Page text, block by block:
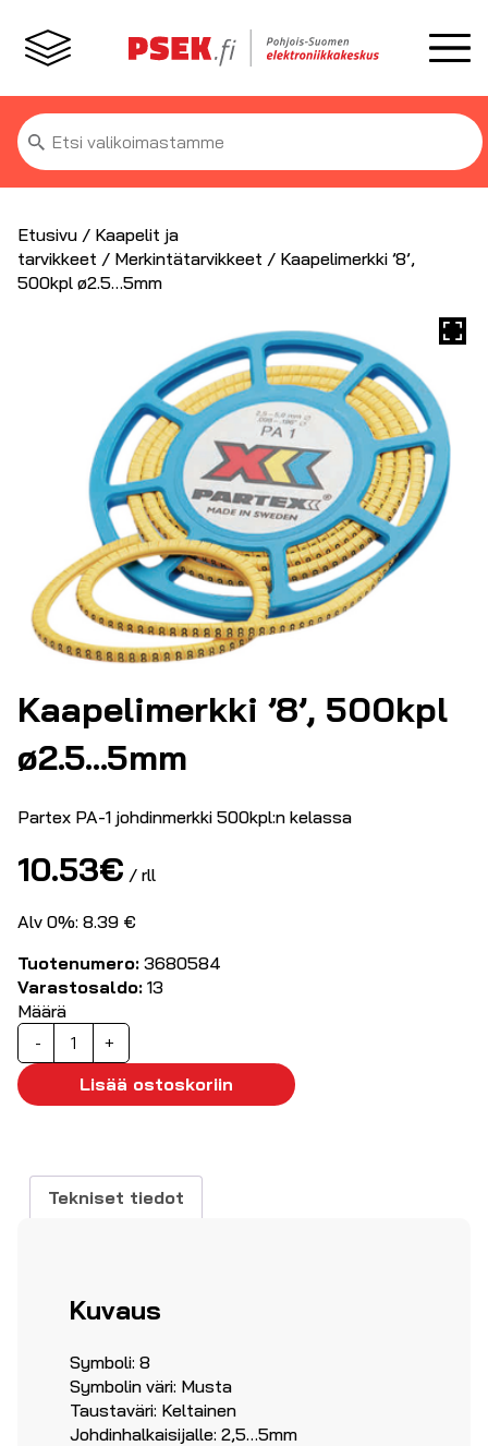
Etsi:
Etusivu / Kaapelit ja
tarvikkeet / Merkintätarvikkeet / Kaapelimerkki ’8’,
500kpl ø2.5…5mm
Kaapelimerkki ’8’, 500kpl
ø2.5…5mm
Partex PA-1 johdinmerkki 500kpl:n kelassa
10.53€ / rll
Alv 0%: 8.39 €
Tuotenumero: 3680584
Varastosaldo: 13
Määrä
-
Kaapelimerkki
'8',
500kpl
ø2.5...5mm
+
Lisää ostoskoriin
Tekniset tiedot
Kuvaus
Symboli: 8
Symbolin väri: Musta
Taustaväri: Keltainen
Johdinhalkaisijalle: 2,5…5mm